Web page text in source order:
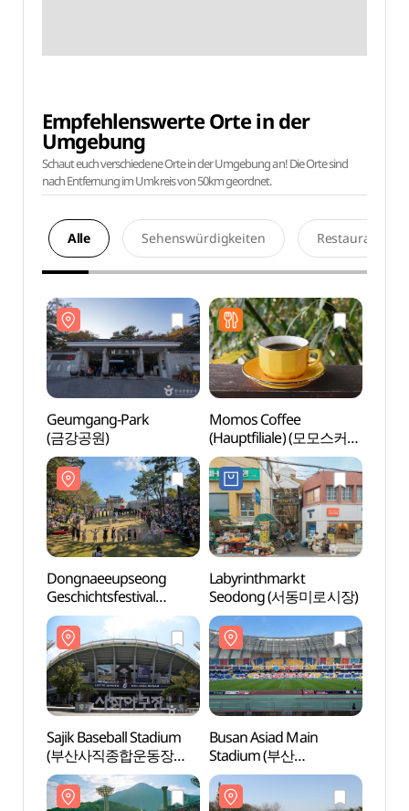
Empfehlenswerte Orte in der
Umgebung
Schaut euch verschiedene Orte in der Umgebung an! Die Orte sind
nach Entfernung im Umkreis von 50km geordnet.
Alle Sehenswürdigkeiten Restaurants
Geumgang-Park
(금강공원)
Momos Coffee
(Hauptfiliale) (모모스커피
본점)
Dongnaeeupseong
Geschichtsfestival
(동래읍성역사축제)
Labyrinthmarkt
Seodong (서동미로시장)
Sajik Baseball Stadium
(부산사직종합운동장
사직야구장)
Busan Asiad Main
Stadium (부산
아시아드주경기장)